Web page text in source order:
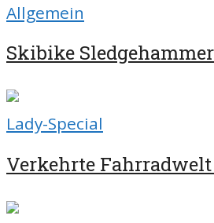
Allgemein
Skibike
Lady-Special
Verkehrte